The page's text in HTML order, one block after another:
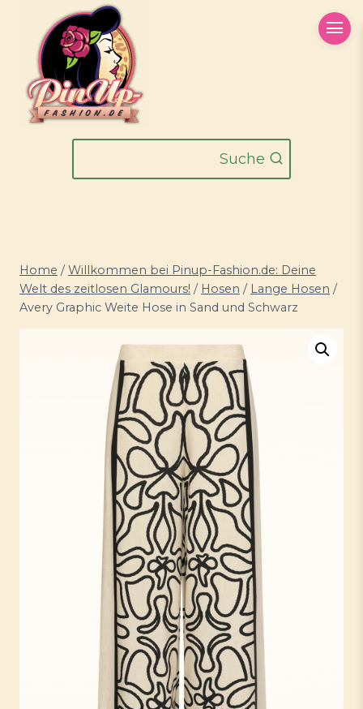
springen
Suche
Home / Willkommen bei Pinup-Fashion.de: Deine
Welt des zeitlosen Glamours! / Hosen / Lange Hosen /
Avery Graphic Weite Hose in Sand und Schwarz